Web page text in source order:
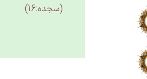
(سجده:16)